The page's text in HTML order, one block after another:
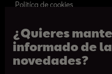
¿Quieres
informado de
novedades?
Politíca de cookies